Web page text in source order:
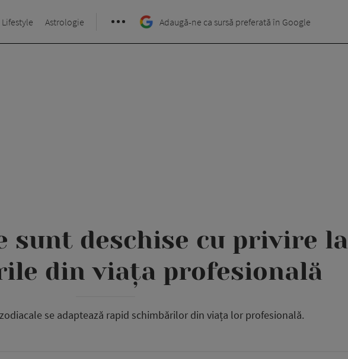
Lifestyle Astrologie Adaugă-ne ca sursă preferată în Google
sunt deschise cu privire la
din viața profesională
se adaptează rapid schimbărilor din viața lor profesională.